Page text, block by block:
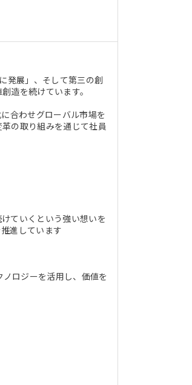
発展」、そして第三の創
造を続けています。
合わせグローバル市場を
の取り組みを通じて社員
ていくという強い想いを
進しています
ロジーを活用し、価値を